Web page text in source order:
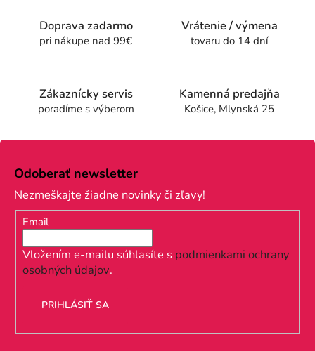
v
i
s
Doprava zadarmo
pri nákupe nad 99€
Vrátenie / výmena
tovaru do 14 dní
Zákaznícky servis
poradíme s výberom
Kamenná predajňa
Košice, Mlynská 25
Z
Odoberať newsletter
Nezmeškajte žiadne novinky či zľavy!
Email
Vložením e-mailu súhlasíte s podmienkami ochrany
osobných údajov.
PRIHLÁSIŤ SA